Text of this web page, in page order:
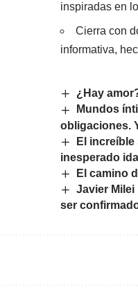
inspiradas en
Cierra con
informativa,
¿Hay
Mundos
obligaciones.
El
inesperado
El camino
Javier Milei
ser